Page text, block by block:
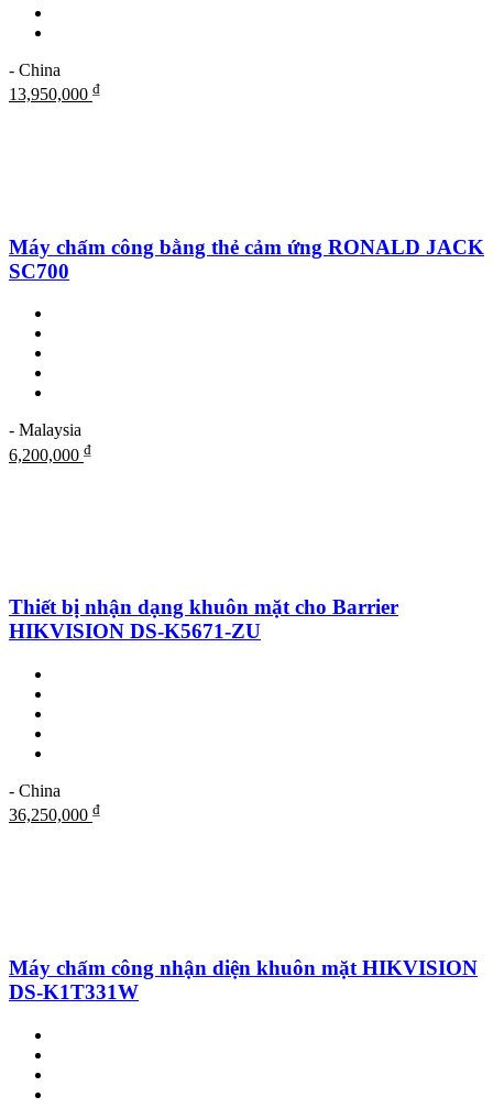
- China
13,950,000 ₫
Máy chấm công bằng thẻ cảm ứng RONALD JACK
SC700
- Malaysia
6,200,000 ₫
Thiết bị nhận dạng khuôn mặt cho Barrier
HIKVISION DS-K5671-ZU
- China
36,250,000 ₫
Máy chấm công nhận diện khuôn mặt HIKVISION
DS-K1T331W